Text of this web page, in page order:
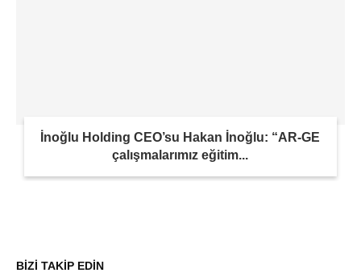
İnoğlu Holding CEO’su Hakan İnoğlu: “AR-GE
çalışmalarımız eğitim...
BİZİ TAKİP EDİN